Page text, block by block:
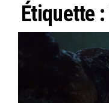
Étiquette :